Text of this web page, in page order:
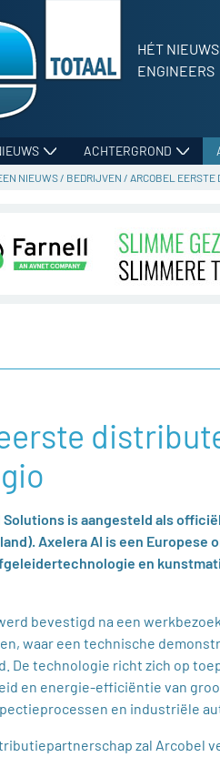
HÉT
ENGINEERS
ACHTERGROND
NIEUWS/ BEDRIJVEN / ARCOBEL EERSTE
is aangesteld als
Axelera AI is een
en
bevestigd na een
waar een technische
De technologie richt zich op
en energie-efficiëntie van
en industriële
zal Arcobel